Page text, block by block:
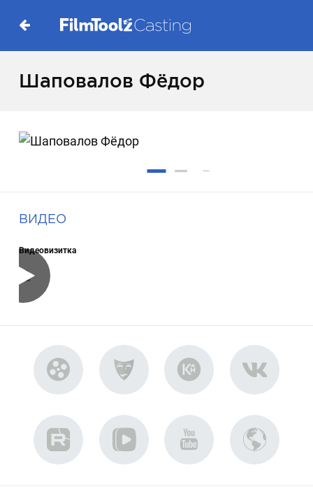
Шаповалов Фёдор
ВИДЕО
Видеовизитка